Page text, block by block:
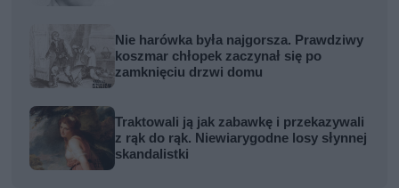
Nie harówka była najgorsza. Prawdziwy
koszmar chłopek zaczynał się po
zamknięciu drzwi domu
Traktowali ją jak zabawkę i przekazywali
z rąk do rąk. Niewiarygodne losy słynnej
skandalistki